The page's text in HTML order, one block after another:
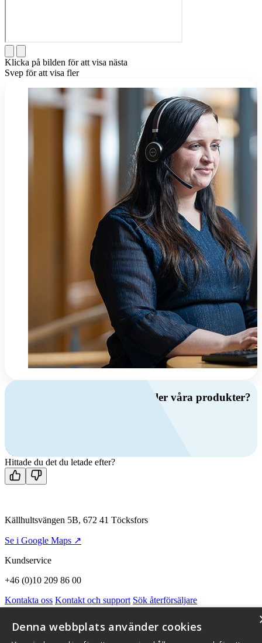
Klicka på bilden för att visa nästa
Svep för att visa fler
Har du frågor om ventilation eller våra produkter?
Kontakta oss
Hittade du det du letade efter?
Källhultsvängen 5B, 672 41 Töcksfors
Se i Google Maps ↗
Kundservice
+46 (0)10 209 86 00
Kontakta oss Kontakt och support Sök återförsäljare
Integritetspolicy och cookies
Om Flexit
Aktuellt Miljö och kvalitetssäkring Alarmkoder
Qnister Visselblåsningsfunktion
Denna webbplats använder cookies